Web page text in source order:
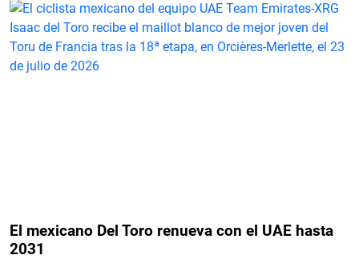
El mexicano Del Toro renueva con el UAE hasta
2031